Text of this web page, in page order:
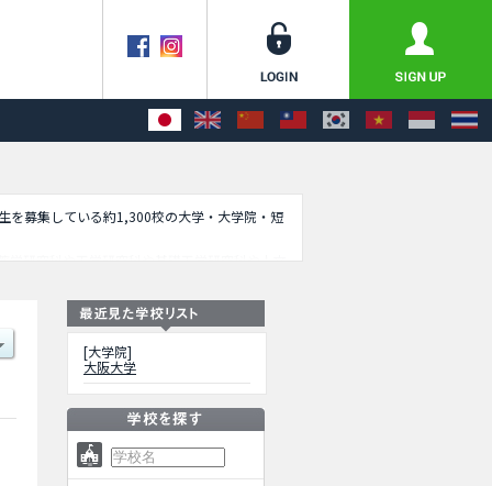
を募集している約1,300校の大学・大学院・短
学研究科や工学研究科や基礎工学研究科や人文
[大学院]
大阪大学